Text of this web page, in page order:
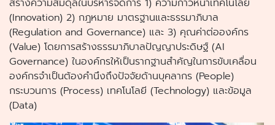
สร้างความสมดุลในบริหารจัดการ 1) ความก้าวหน้าเทคโนโลยี
(Innovation) 2) กฎหมาย มาตรฐานและธรรมาภิบาล
(Regulation and Governance) และ 3) คุณค่าต่อองค์กร
(Value) โดยการสร้างธรรมาภิบาลปัญญาประดิษฐ์ (AI
Governance) ในองค์กรให้เป็นรากฐานสำคัญในการขับเคลื่อน
องค์กรจำเป็นต้องคำนึงถึงปัจจัยด้านบุคลากร (People)
กระบวนการ (Process) เทคโนโลยี (Technology) และข้อมูล
(Data)